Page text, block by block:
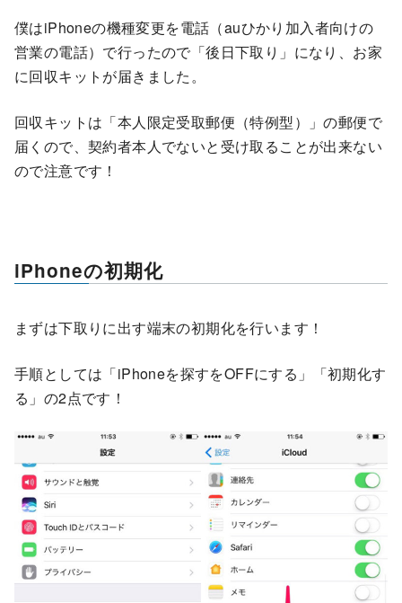
僕はiPhoneの機種変更を電話（auひかり加入者向けの
営業の電話）で行ったので「後日下取り」になり、お家
に回収キットが届きました。
回収キットは「本人限定受取郵便（特例型）」の郵便で
届くので、契約者本人でないと受け取ることが出来ない
ので注意です！
iPhoneの初期化
まずは下取りに出す端末の初期化を行います！
手順としては「iPhoneを探すをOFFにする」「初期化す
る」の2点です！